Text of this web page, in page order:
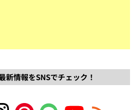
新情報をSNSでチェック！